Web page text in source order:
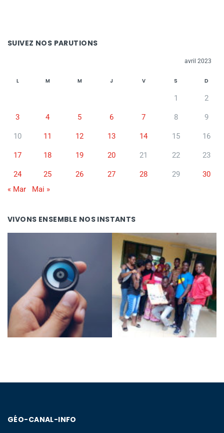
SUIVEZ NOS PARUTIONS
avril 2023
L M M J V S D
1 2
3 4 5 6 7 8 9
10 11 12 13 14 15 16
17 18 19 20 21 22 23
24 25 26 27 28 29
30
« Mar
Mai »
VIVONS ENSEMBLE NOS INSTANTS
GÉO-CANAL-INFO